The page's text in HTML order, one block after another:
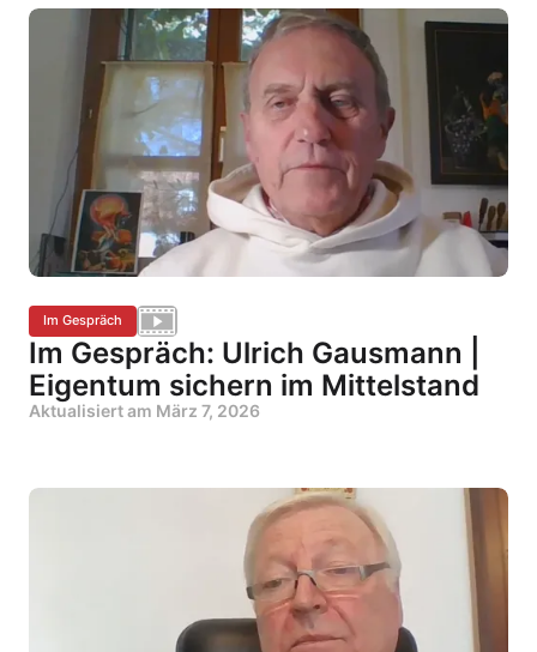
Im Gespräch
Im Gespräch: Ulrich Gausmann |
Eigentum sichern im Mittelstand
Aktualisiert am März 7, 2026